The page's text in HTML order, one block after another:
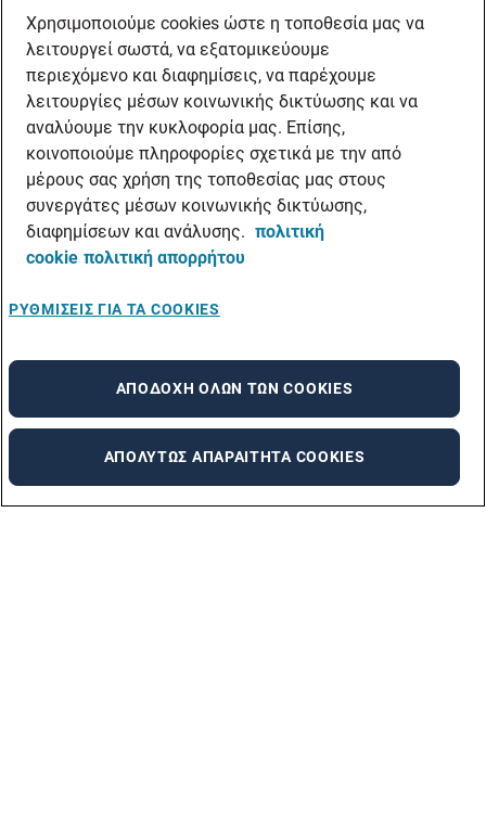
Χρησιμοποιούμε cookies ώστε η τοποθεσία μας να
λειτουργεί σωστά, να εξατομικεύουμε
περιεχόμενο και διαφημίσεις, να παρέχουμε
λειτουργίες μέσων κοινωνικής δικτύωσης και να
αναλύουμε την κυκλοφορία μας. Επίσης,
κοινοποιούμε πληροφορίες σχετικά με την από
μέρους σας χρήση της τοποθεσίας μας στους
συνεργάτες μέσων κοινωνικής δικτύωσης,
διαφημίσεων και ανάλυσης. πολιτική
cookie πολιτική απορρήτου
ΡΥΘΜΊΣΕΙΣ ΓΙΑ ΤΑ COOKIES
ΑΠΟΛΎΤΩΣ ΑΠΑΡΑΊΤΗΤΑ COOKIES
ΑΠΟΔΟΧΉ ΌΛΩΝ ΤΩΝ COOKIES